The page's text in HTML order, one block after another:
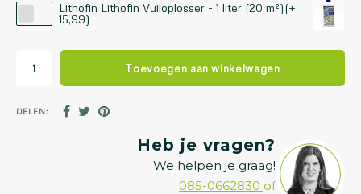
Lithofin Lithofin Vuiloplosser - 1 liter (20 m²)(+
15,99)
Toevoegen aan winkelwagen
DELEN:
Heb je vragen?
We helpen je graag!
085-0662830 of